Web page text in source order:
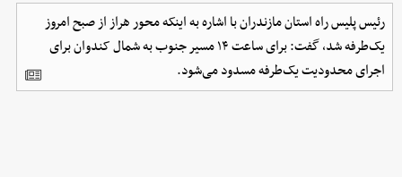
رئیس پلیس راه استان مازندران با اشاره به اینکه محور هراز از صبح امروز
یک‌طرفه شد، گفت: برای ساعت‌ ۱۴ مسیر جنوب به شمال کندوان برای
اجرای محدودیت یک‌طرفه مسدود می‌شود.